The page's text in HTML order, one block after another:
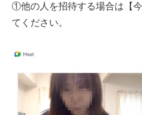
①他の人を招待する場合は【
てください。